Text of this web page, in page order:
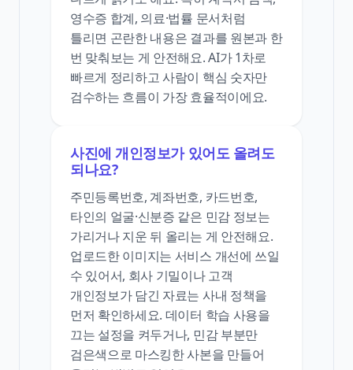
영수증 합계, 의료·법률 문서처럼
틀리면 곤란한 내용은 결과를 원본과 한
번 맞춰보는 게 안전해요. AI가 1차로
빠르게 정리하고 사람이 핵심 숫자만
검수하는 흐름이 가장 효율적이에요.
사진에 개인정보가 있어도 올려도
되나요?
주민등록번호, 계좌번호, 카드번호,
타인의 얼굴·신분증 같은 민감 정보는
가리거나 지운 뒤 올리는 게 안전해요.
업로드한 이미지는 서비스 개선에 쓰일
수 있어서, 회사 기밀이나 고객
개인정보가 담긴 자료는 사내 정책을
먼저 확인하세요. 데이터 학습 사용을
끄는 설정을 켜두거나, 민감 부분만
검은색으로 마스킹한 사본을 만들어